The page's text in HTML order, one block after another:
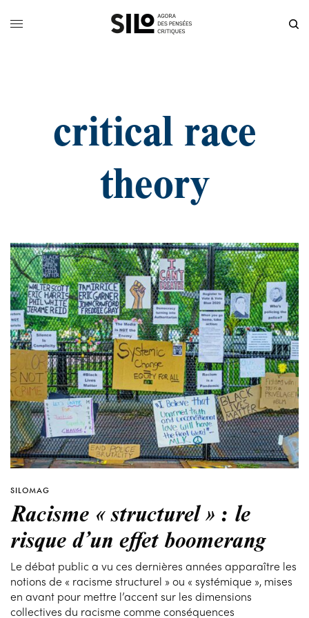
critical race
theory
SILOMAG
Racisme « structurel » : le
risque d’un effet boomerang
Le débat public a vu ces dernières années apparaître les
notions de « racisme structurel » ou « systémique », mises
en avant pour mettre l’accent sur les dimensions
collectives du racisme comme conséquences